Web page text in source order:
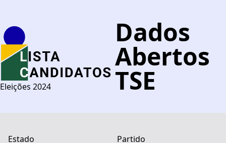
Eleições 2024
Dados
Abertos
TSE
Estado Partido